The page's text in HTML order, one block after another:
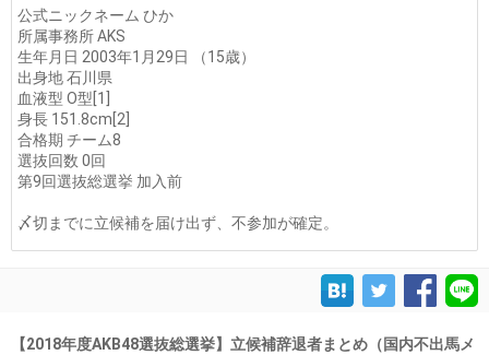
公式ニックネーム ひか
所属事務所 AKS
生年月日 2003年1月29日 （15歳）
出身地 石川県
血液型 O型[1]
身長 151.8cm[2]
合格期 チーム8
選抜回数 0回
第9回選抜総選挙 加入前
〆切までに立候補を届け出ず、不参加が確定。
【2018年度AKB48選抜総選挙】立候補辞退者まとめ（国内不出馬メ